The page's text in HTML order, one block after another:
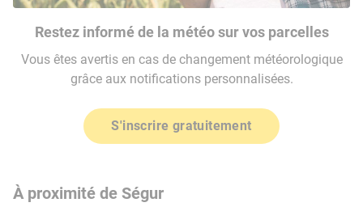
Restez informé de la météo sur vos parcelles
Vous êtes avertis en cas de changement météorologique
grâce aux notifications personnalisées.
S'inscrire gratuitement
À proximité de Ségur